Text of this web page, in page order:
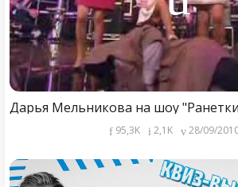
Дарья Мельникова на шоу
95,3K 2,1K 28/09/